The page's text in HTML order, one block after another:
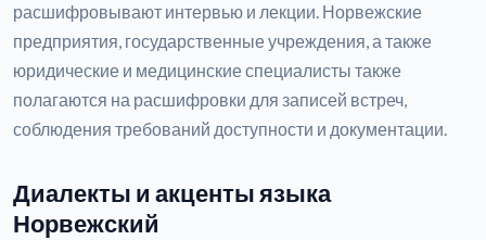
расшифровывают интервью и лекции. Норвежские
предприятия, государственные учреждения, а также
юридические и медицинские специалисты также
полагаются на расшифровки для записей встреч,
соблюдения требований доступности и документации.
Диалекты и акценты языка
Норвежский